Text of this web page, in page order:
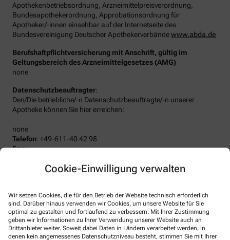
Cookie-Einwilligung verwalten
Wir setzen Cookies, die für den Betrieb der Website technisch erforderlich
sind. Darüber hinaus verwenden wir Cookies, um unsere Website für Sie
optimal zu gestalten und fortlaufend zu verbessern. Mit Ihrer Zustimmung
geben wir Informationen zu Ihrer Verwendung unserer Website auch an
Drittanbieter weiter. Soweit dabei Daten in Ländern verarbeitet werden, in
denen kein angemessenes Datenschutzniveau besteht, stimmen Sie mit Ihrer
Apothekenbetriebsordnung, Arzneimittelpreisverordnung,
Bundesapothekerordnung, Approbationsordnung für
Apotheker/-innen einsehbar auf der Internetseite des
Bundesvereinigung Deutscher Apothekerverbändewww.abda.de
Berufshaftpflichtversicherung mit Anschrift, gültig im
Geltungsbereich des Arzneimittelgesetzes (AMG)
none
Datenschutzbeauftragter:
Den/Die betriebliche/-n Datenschutzbeauftragte/-n unserer
Apotheke können Sie hier erreichen:
none
Telefon: +49-611-40 42 98
Fax:
Streitschlichtung
Wir sind weder verpflichtet noch bereit, an einem
Streitbeilegungsverfahren vor einer Verbraucherschlichtungsstelle
teilzunehmen.